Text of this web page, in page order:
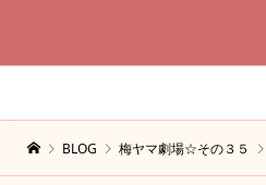
BLOG 梅ヤマ劇場☆その３５